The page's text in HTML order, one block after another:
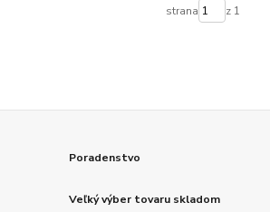
strana z 1
Poradenstvo
Veľký výber tovaru skladom